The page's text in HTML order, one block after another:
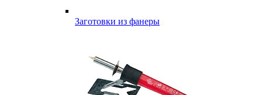
Заготовки из фанеры